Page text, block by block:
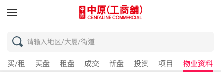
买/租 买盘 租盘 成交 新盘 投资 项目 物业资料